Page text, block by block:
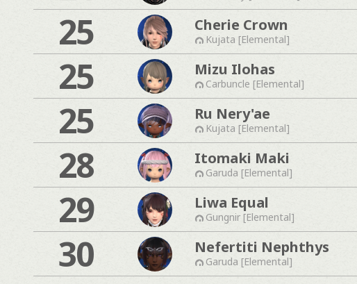
25 Cherie Crown
Kujata [Elemental]
25 Mizu Ilohas
Carbuncle [Elemental]
25 Ru Nery'ae
Kujata [Elemental]
28 Itomaki Maki
Garuda [Elemental]
29 Liwa Equal
Gungnir [Elemental]
30 Nefertiti Nephthys
Garuda [Elemental]